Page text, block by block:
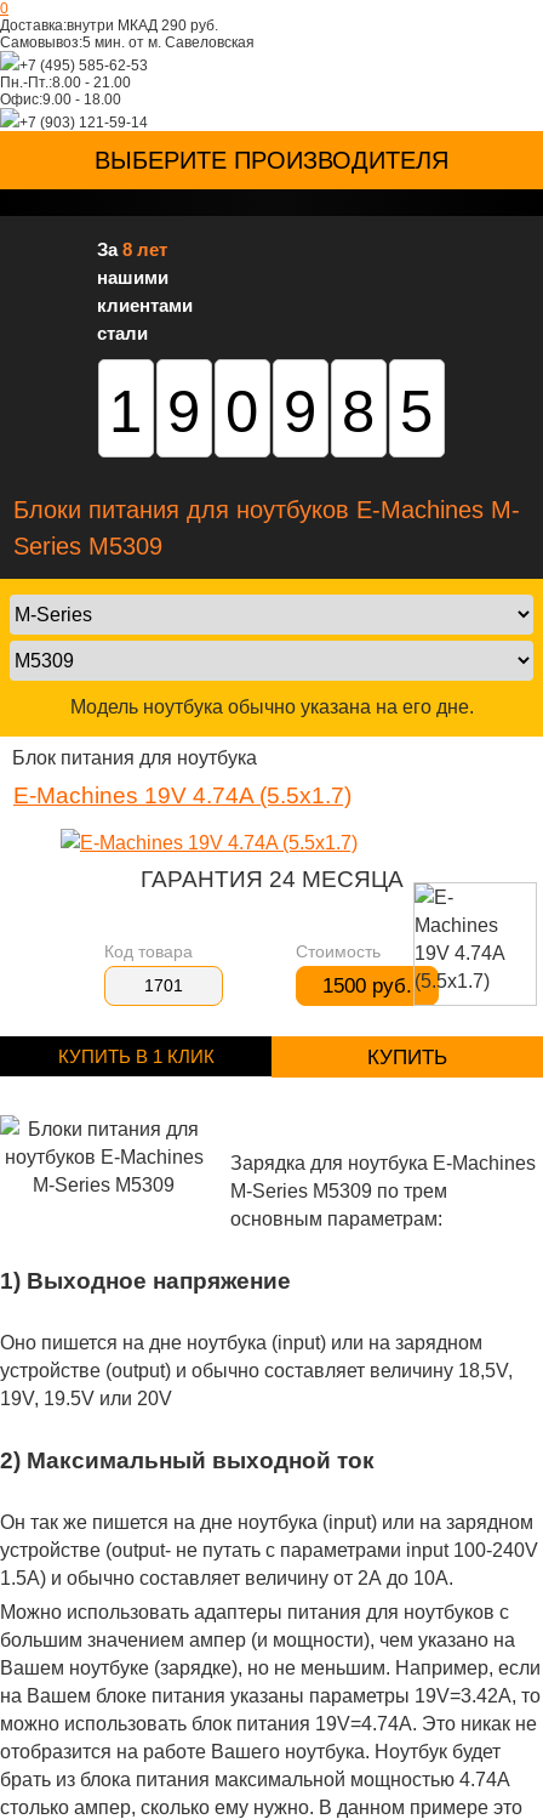
0
Доставка:внутри МКАД 290 руб.
Самовывоз:5 мин. от м. Савеловская
+7 (495) 585-62-53
Пн.-Пт.:8.00 - 21.00
Офис:9.00 - 18.00
+7 (903) 121-59-14
ВЫБЕРИТЕ ПРОИЗВОДИТЕЛЯ
За8 лет
нашими
клиентами
стали
190985
Блоки питания для ноутбуков E-Machines M-
Series M5309
Модель ноутбука обычно указана на его дне.
Блок питания для ноутбука
E-Machines 19V 4.74A (5.5x1.7)
ГАРАНТИЯ 24 МЕСЯЦА
Код товара
1701
Стоимость
1500 руб.
КУПИТЬ В 1 КЛИК КУПИТЬ
Зарядка для ноутбука E-Machines
M-Series M5309 по трем
основным параметрам:
1) Выходное напряжение
Оно пишется на дне ноутбука (input) или на зарядном
устройстве (output) и обычно составляет величину 18,5V,
19V, 19.5V или 20V
2) Максимальный выходной ток
Он так же пишется на дне ноутбука (input) или на зарядном
устройстве (output- не путать с параметрами input 100-240V
1.5A) и обычно составляет величину от 2А до 10A.
Можно использовать адаптеры питания для ноутбуков с
большим значением ампер (и мощности), чем указано на
Вашем ноутбуке (зарядке), но не меньшим. Например, если
на Вашем блоке питания указаны параметры 19V=3.42A, то
можно использовать блок питания 19V=4.74A. Это никак не
отобразится на работе Вашего ноутбука. Ноутбук будет
брать из блока питания максимальной мощностью 4.74А
столько ампер, сколько ему нужно. В данном примере это